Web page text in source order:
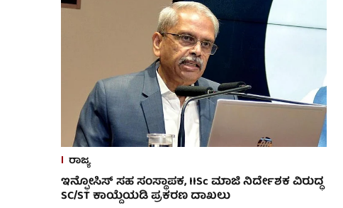
ರಾಜ್ಯ
ಇನ್ಫೋಸಿಸ್ ಸಹ ಸಂಸ್ಥಾಪಕ, IISc ಮಾಜಿ ನಿರ್ದೇಶಕ ವಿರುದ್ಧ
SC/ST ಕಾಯ್ದೆಯಡಿ ಪ್ರಕರಣ ದಾಖಲು